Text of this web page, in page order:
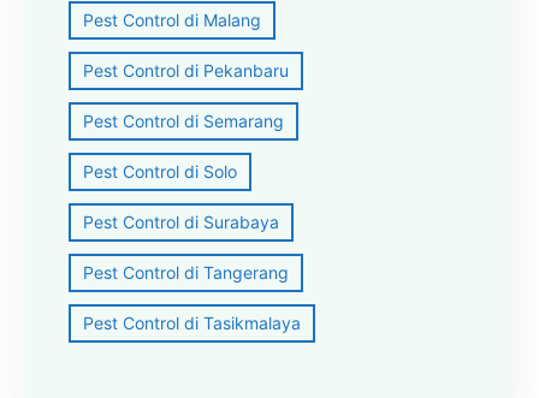
Pest Control di Malang
Pest Control di Pekanbaru
Pest Control di Semarang
Pest Control di Solo
Pest Control di Surabaya
Pest Control di Tangerang
Pest Control di Tasikmalaya